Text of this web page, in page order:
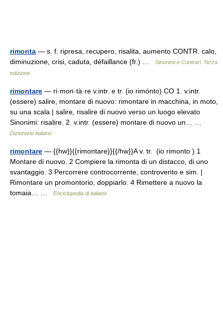
rimonta — s. f. ripresa, recupero, risalita, aumento CONTR. calo,
diminuzione, crisi, caduta, défaillance (fr.) …
Sinonimi e Contrari. Terza
edizione
rimontare — ri·mon·tà·re v.intr. e tr. (io rimónto) CO 1. v.intr.
(essere) salire, montare di nuovo: rimontare in macchina, in moto,
su una scala | salire, risalire di nuovo verso un luogo elevato
Sinonimi: risalire. 2. v.intr. (essere) montare di nuovo un… …
Dizionario italiano
rimontare — {{hw}}{{rimontare}}{{/hw}}A v. tr. (io rimonto ) 1
Montare di nuovo. 2 Compiere la rimonta di un distacco, di uno
svantaggio. 3 Percorrere controcorrente, controvento e sim. |
Rimontare un promontorio, doppiarlo. 4 Rimettere a nuovo la
tomaia… …
Enciclopedia di italiano